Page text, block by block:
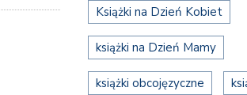
Książki na Dzień Kobiet
książki na Dzień Mamy
książki obcojęzyczne